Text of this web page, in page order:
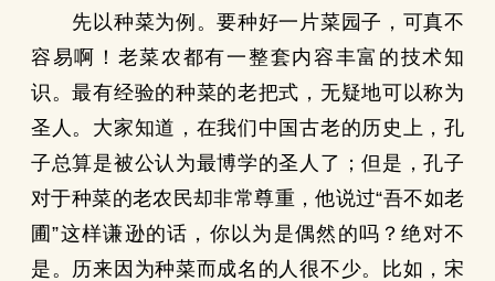
先以种菜为例。要种好一片菜园子，可真不
容易啊！老菜农都有一整套内容丰富的技术知
识。最有经验的种菜的老把式，无疑地可以称为
圣人。大家知道，在我们中国古老的历史上，孔
子总算是被公认为最博学的圣人了；但是，孔子
对于种菜的老农民却非常尊重，他说过“吾不如老
圃”这样谦逊的话，你以为是偶然的吗？绝对不
是。历来因为种菜而成名的人很不少。比如，宋